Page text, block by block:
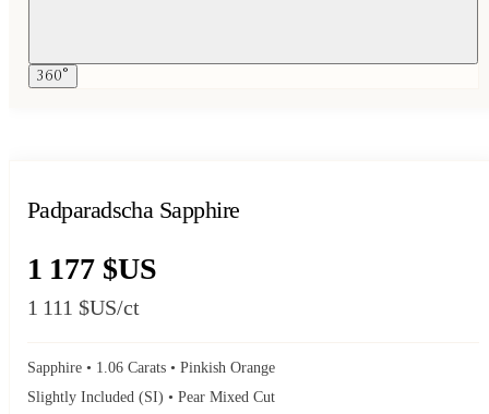
360°
Padparadscha Sapphire
1 177 $US
1 111 $US/ct
Sapphire • 1.06 Carats • Pinkish Orange
Slightly Included (SI) • Pear Mixed Cut